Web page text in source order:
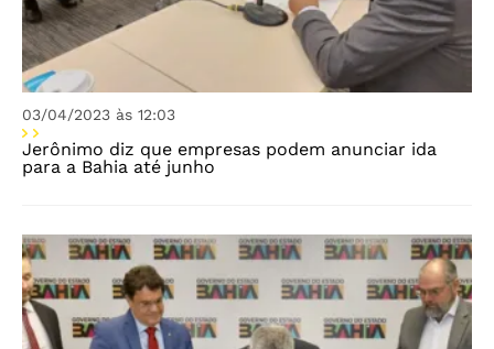
03/04/2023 às 12:03
Jerônimo diz que empresas podem anunciar ida
para a Bahia até junho